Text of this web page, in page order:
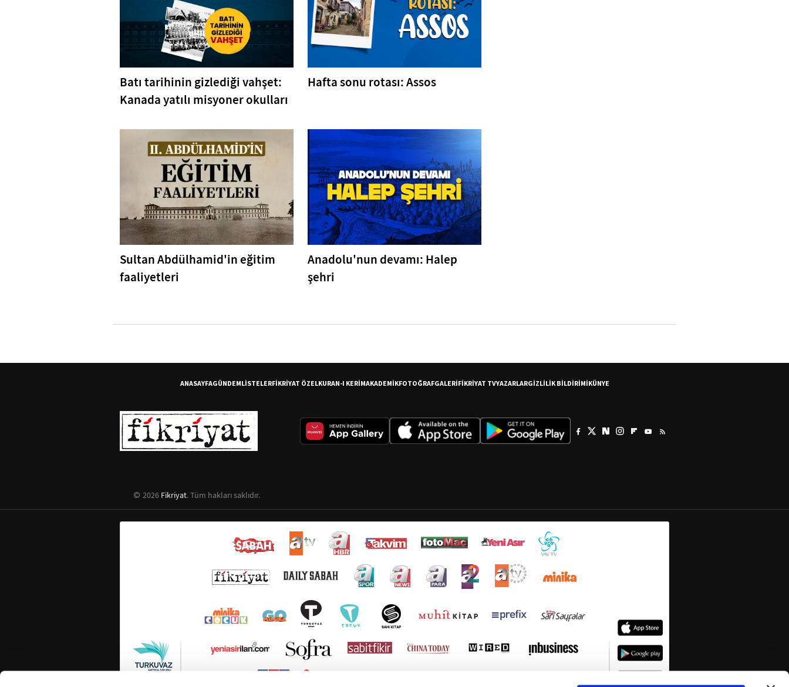
Batı tarihinin gizlediği vahşet:
Kanada yatılı misyoner okulları
Hafta sonu rotası: Assos
Sultan Abdülhamid'in eğitim
faaliyetleri
Anadolu'nun devamı: Halep
şehri
ANASAYFAGÜNDEMLİSTELERFİKRİYAT ÖZELKURAN-I KERİMAKADEMİKFOTOĞRAFGALERİFİKRİYAT TVYAZARLARGİZLİLİK BİLDİRİMİKÜNYE
2026 Fikriyat. Tüm hakları saklıdır.